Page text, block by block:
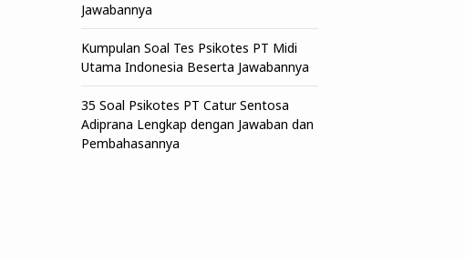
Jawabannya
Kumpulan Soal Tes Psikotes PT Midi
Utama Indonesia Beserta Jawabannya
35 Soal Psikotes PT Catur Sentosa
Adiprana Lengkap dengan Jawaban dan
Pembahasannya